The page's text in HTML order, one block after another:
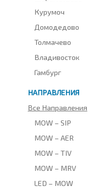
Курумоч
Домодедово
Толмачево
Владивосток
Гамбург
НАПРАВЛЕНИЯ
Все Направления
MOW – SIP
MOW – AER
MOW – TIV
MOW – MRV
LED – MOW